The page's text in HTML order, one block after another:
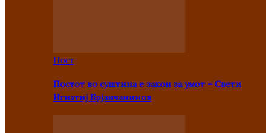
Пост
Постот во суштина е закон за умот – Свети
Игнатиј Брјанчанинов